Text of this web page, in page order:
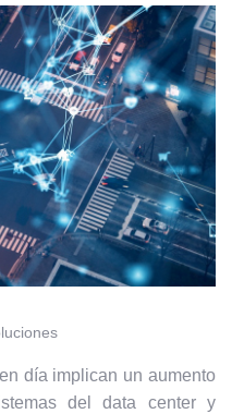
día implican un aumento
del data center y